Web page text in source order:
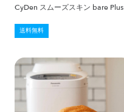
CyDen スムーズスキン bare Plus
送料無料